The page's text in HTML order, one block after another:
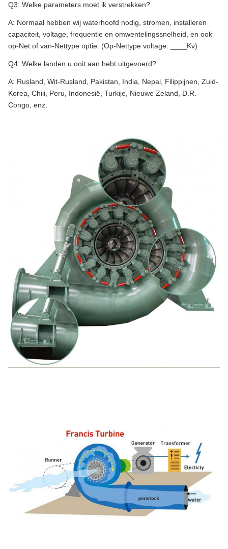
Q3: Welke parameters moet ik verstrekken?
A: Normaal hebben wij waterhoofd nodig, stromen, installeren
capaciteit, voltage, frequentie en omwentelingssnelheid, en ook
op-Net of van-Nettype optie. (Op-Nettype voltage: ____Kv)
Q4: Welke landen u ooit aan hebt uitgevoerd?
A: Rusland, Wit-Rusland, Pakistan, India, Nepal, Filippijnen, Zuid-
Korea, Chili, Peru, Indonesië, Turkije, Nieuwe Zeland, D.R.
Congo, enz.